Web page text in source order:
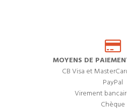
MOYENS DE
CB Visa et
PayPal
Virement
Chèque